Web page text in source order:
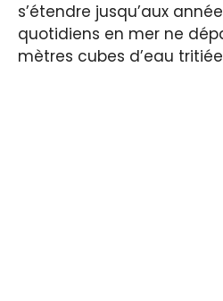
s’étendre jusqu’aux
quotidiens en mer ne
mètres cubes d’eau